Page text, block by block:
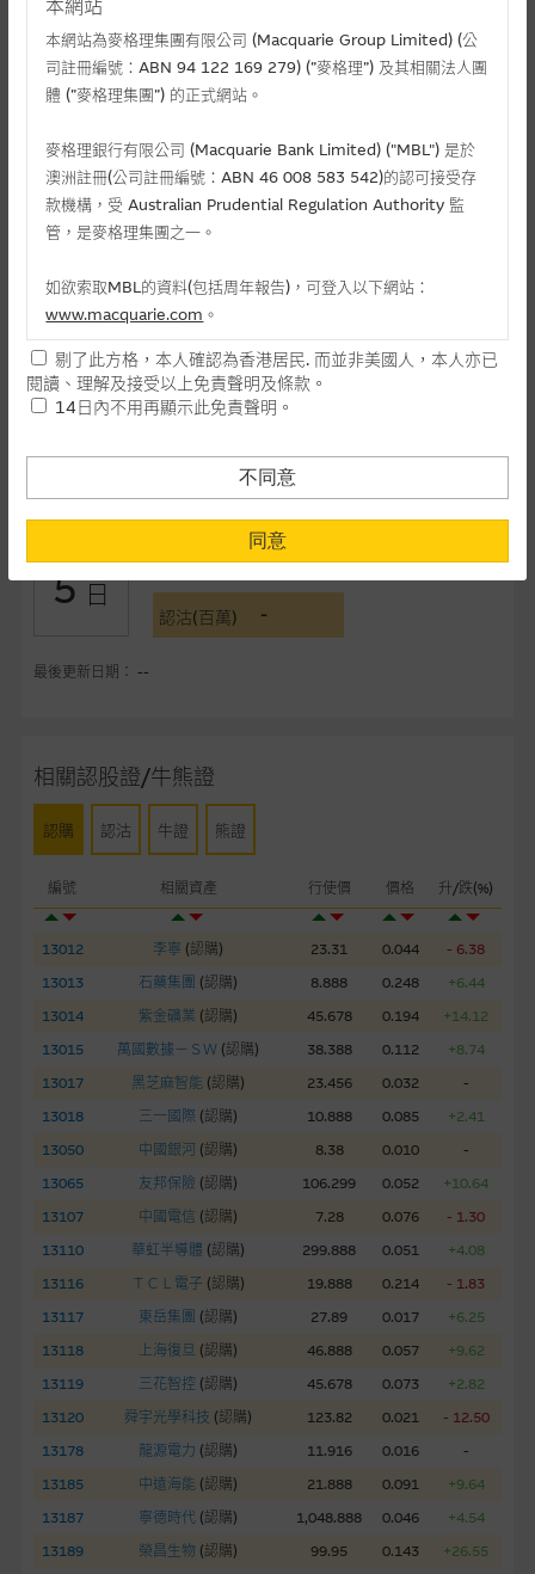
相關文件
相關上市文件
相關資產認股證資金流 (+)資金流入 (-)資金流出
1 認購(百萬) -
認沽(百萬) -
5 日
-
認沽(百萬) -
最後更新日期： --
相關認股證/牛熊證
認購 認沽 牛證 熊證
編號 相關資產 行使價 價格 升/跌(%)
13012 李寧 (認購) 23.31 0.044
- 6.38
13013
石藥集團 (認購) 8.888 0.248
+6.44
13014
紫金礦業 (認購) 45.678 0.194
+14.12
13015
萬國數據－ＳＷ (認購) 38.388 0.112
+8.74
13017
黑芝麻智能 (認購) 23.456 0.032
-
13018
三一國際 (認購) 10.888 0.085
+2.41
13050
中國銀河 (認購) 8.38 0.010
-
13065
友邦保險 (認購) 106.299 0.052
+10.64
13107
中國電信 (認購) 7.28 0.076
- 1.30
13110
華虹半導體 (認購) 299.888 0.051
+4.08
13116
ＴＣＬ電子 (認購) 19.888 0.214
- 1.83
13117
東岳集團 (認購) 27.89 0.017
+6.25
13118
上海復旦 (認購) 46.888 0.057
+9.62
13119
三花智控 (認購) 45.678 0.073
+2.82
13120
舜宇光學科技 (認購) 123.82 0.021
- 12.50
13178
龍源電力 (認購) 11.916 0.016
-
13185
中遠海能 (認購) 21.888 0.091
+9.64
13187
寧德時代 (認購) 1,048.888 0.046
+4.54
13189
榮昌生物 (認購) 99.95 0.143
+26.55
本網站
本網站為麥格理集團有限公司 (Macquarie Group Limited) (公
司註冊編號：ABN 94 122 169 279) (”麥格理”) 及其相關法人團
體 (”麥格理集團”) 的正式網站。
麥格理銀行有限公司 (Macquarie Bank Limited) ("MBL") 是於
澳洲註冊(公司註冊編號：ABN 46 008 583 542)的認可接受存
款機構，受 Australian Prudential Regulation Authority 監
管，是麥格理集團之一。
如欲索取MBL的資料(包括周年報告)，可登入以下網站：
www.macquarie.com 。
本網站所載資料會隨時更改，而不作另行通知，如閣下欲取麥格
理的資料，可直接聯絡本集團職員。
民使用，並不提供或發售予美國人。本網站內容無意要約或唆使
閣下購買證券、基金單位或其他投資工具(不論在參考條款上或在
其他地方)，但清楚表明上述意圖的個別段落則屬例外。
提供網站內容的基準 – 使用時請考慮個人風險
網站內容來自我們在所示日期時認為可靠之來源，且均以真誠提
供。惟麥格理集團並無核實所有網站內容，故就閣下的目的而
言，網站內容可能未必完整或準確。麥格理集團不會，亦沒有義
任何指示價格報價、公開資料或分析是基於我們相信的假設及參
數而預備的，不構成我們提出的意見。所用假設及參數並非唯一
為準確、完整或合理。我們不作陳述，亦不保證任何所示的指示
表現或回報將來會實現。過去業績並不保證將來表現。網站內容
來自我們在所示日期時認為可靠之來源，且均以真誠提供，然
而，麥格理集團不作陳述，亦不保證網站內容在任何用途上均完
及合時性負上責任，除非這是有關適用的的法律及/或法規所規
定。
網站內容不構成要約及徵求要約，或作為任何合約的根據，以購
買或銷售任何證券、貸款或其他工具。網站內容由麥格理集團所
品的過去業績並不保證或預測將來表現。
在法律最大許可的情況下，麥格理集團及其任何相關公司或其董
事、高層職員、僱員或代理人不作陳述，亦不保證網站內容，或
整、合時及準確，對任何因任何形式(包括疏忽)由於網站內容的
錯誤、失實、遺漏、或任何人士對網站內容的依賴而導致的損失
或損毀，亦一概不會承擔責任或債務。
本使用條款的所有方面均受香港法例管限。
無法收回部份或全部應收款項。結構性產品價格可升可跌。過往
剔了此方格，本人確認為香港居民. 而並非美國人，本人亦已
閱讀、理解及接受以上免責聲明及條款。
14日內不用再顯示此免責聲明。
不同意
同意